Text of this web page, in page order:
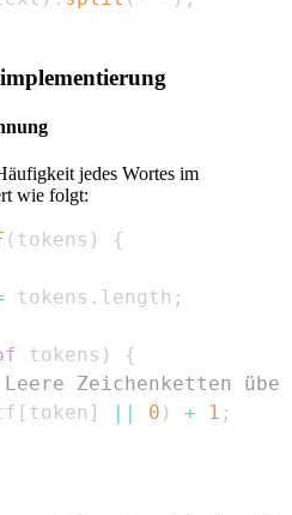
jedes Wortes im
wie folgt:
( tokens )
{
tokens . length ;
tokens )
{
Zeichenketten
[ token ] || 0 ) + 1 ;